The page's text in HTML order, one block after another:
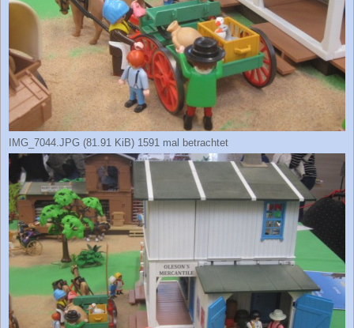
IMG_7044.JPG (81.91 KiB) 1591 mal betrachtet